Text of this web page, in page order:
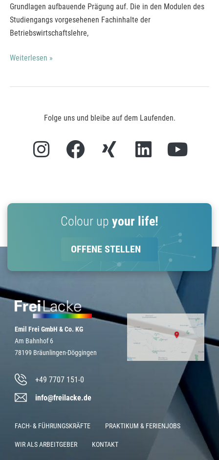
Grundlagen aufbauende Prägung auf. Die in den Modulen des
Studiengangs vorgesehenen Fachinhalte der
Betriebswirtschaftslehre,
Weiterlesen »
Folge uns und bleibe auf dem Laufenden.
I
n
t
a
m
F
a
e
b
o
k
X
i
g
L
i
k
e
n
Y
o
t
b
e
Colour up your life!
OFFENE STELLEN
Emil Frei GmbH & Co. KG
Am Bahnhof 6
78199 Bräunlingen-Döggingen
+49 7707 151-0
info@freilacke.de
FACH- & FÜHRUNGSKRÄFTE PRAKTIKUM & FERIENJOBS
WIR ALS ARBEITGEBER KONTAKT